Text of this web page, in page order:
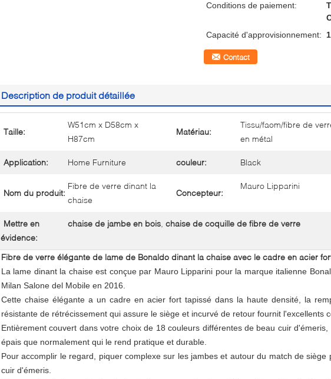
Conditions de paiement:
Capacité d'approvisionnement:
Contact
Description de produit détaillée
Taille:
W51cm x D58cm x
H87cm
Matériau:
Tissu/faom/fibre de
en métal
Application: Home Furniture couleur: Black
Nom du produit:
Fibre de verre dinant la
chaise
Concepteur:
Mauro Lipparini
Mettre en
évidence:
chaise de jambe en bois chaise de coquille de fibre de verre
Fibre de verre élégante de lame de Bonaldo dinant la chaise avec le cadre en acier
La lame dinant la chaise est conçue par Mauro Lipparini pour la marque italienne
Milan Salone del Mobile en 2016.
Cette chaise élégante a un cadre en acier fort tapissé dans la haute densité, la
résistante de rétrécissement qui assure le siège et incurvé de retour fournit l'excellents
Entièrement couvert dans votre choix de 18 couleurs différentes de beau cuir
épais que normalement qui le rend pratique et durable.
Pour accomplir le regard, piquer complexe sur les jambes et autour du match de siège
cuir d'émeris.